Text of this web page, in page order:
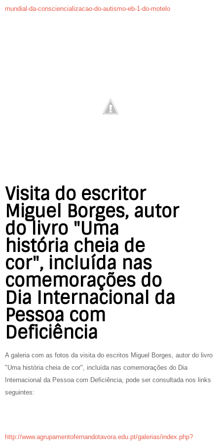
mundial-da-consciencializacao-do-autismo-eb-1-do-motelo
Visita do escritor
Miguel Borges, autor
do livro "Uma
história cheia de
cor", incluída nas
comemorações do
Dia Internacional da
Pessoa com
Deficiência
A galeria com as fotos da visita do escritos Miguel Borges, autor do livro
"Uma história cheia de cor", incluída nas comemorações do Dia
Internacional da Pessoa com Deficiência, pode ser consultada nos links
seguintes:
http://www.agrupamentofernandotavora.edu.pt/galerias/index.php?